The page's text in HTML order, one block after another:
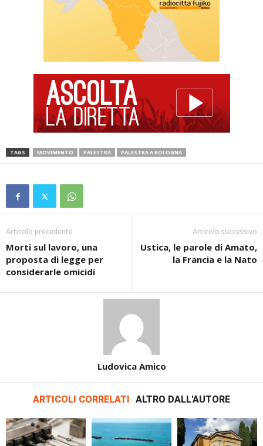
TAGS MOVIMENTO PALESTRA PALESTRA A BOLOGNA
Articolo precedente
Morti sul lavoro, una
proposta di legge per
considerarle omicidi
Articolo successivo
Ustica, le parole di Amato,
la Francia e la Nato
Ludovica Amico
ARTICOLI CORRELATI ALTRO DALL'AUTORE